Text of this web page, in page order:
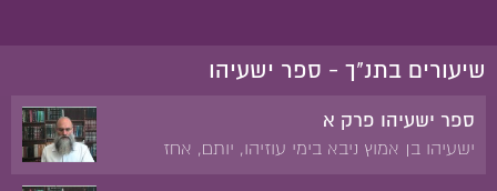
שיעורים בתנ"ך - ספר ישעיהו
ספר ישעיהו פרק א
ישעיהו בן אמוץ ניבא בימי עוזיהו, יותם, אחז